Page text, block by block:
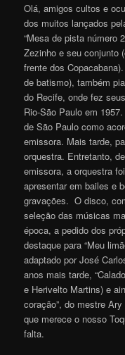
Olá, amigos cultos e
dos muitos lançados
“Mesa de pista número
Zezinho e seu conjunto
frente dos
de batismo), também
do Recife, onde fez
Rio-São Paulo em
de São Paulo como
emissora. Mais tarde,
orquestra. Entretanto,
emissora, a orquestra
apresentar em bailes e
gravações. O disco,
seleção das músicas
época, a pedido dos
destaque para “Meu
adaptado por José
anos mais tarde,
e Herivelto Martins) e
coração”, do mestre
que merece o nosso
falta.